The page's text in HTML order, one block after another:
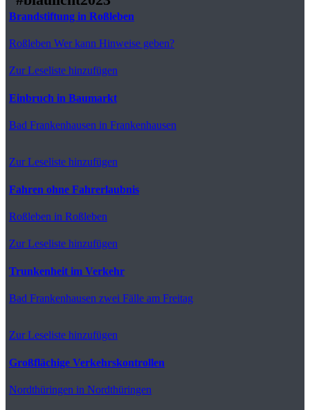
Brandstiftung in Roßleben
Roßleben Wer kann Hinweise geben?
Zur Leseliste hinzufügen
Einbruch in Baumarkt
Bad Frankenhausen in Frankenhausen
Zur Leseliste hinzufügen
Fahren ohne Fahrerlaubnis
Roßleben in Roßleben
Zur Leseliste hinzufügen
Trunkenheit im Verkehr
Bad Frankenhausen zwei Fälle am Freitag
Zur Leseliste hinzufügen
Großflächige Verkehrskontrollen
Nordthüringen in Nordthüringen